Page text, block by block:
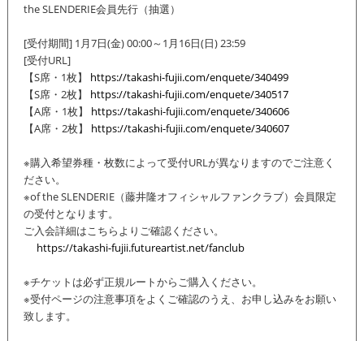
the SLENDERIE会員先行（抽選）
[受付期間] 1月7日(金) 00:00～1月16日(日) 23:59
[受付URL]
【S席・1枚】
https://takashi-fujii.com/enquete/340499
【S席・2枚】
https://takashi-fujii.com/enquete/340517
【A席・1枚】
https://takashi-fujii.com/enquete/340606
【A席・2枚】
https://takashi-fujii.com/enquete/340607
※購入希望券種・枚数によって受付URLが異なりますのでご注意く
ださい。
※of the SLENDERIE（藤井隆オフィシャルファンクラブ）会員限定
の受付となります。
ご入会詳細はこちらよりご確認ください。
https://takashi-fujii.futureartist.net/fanclub
※チケットは必ず正規ルートからご購入ください。
※受付ページの注意事項をよくご確認のうえ、お申し込みをお願い
致します。